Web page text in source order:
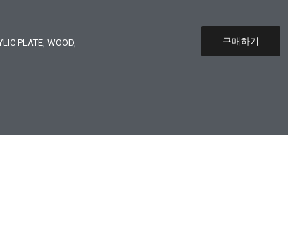
PLATE, WOOD,
구매하기